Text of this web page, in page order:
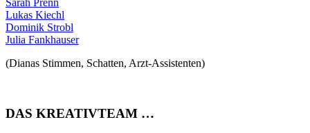
Lukas Kiechl
Dominik Strobl
Julia Fankhauser
(Dianas Stimmen, Schatten, Arzt-Assistenten)
DAS KREATIVTEAM …